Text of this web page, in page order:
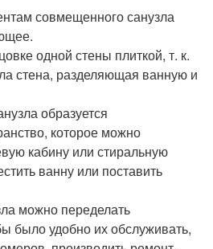
совмещенного санузла
одной стены плиткой, т. к.
стена, разделяющая ванную и
образуется
которое можно
кабину или стиральную
ванну или поставить
можно переделать
было удобно их обслуживать,